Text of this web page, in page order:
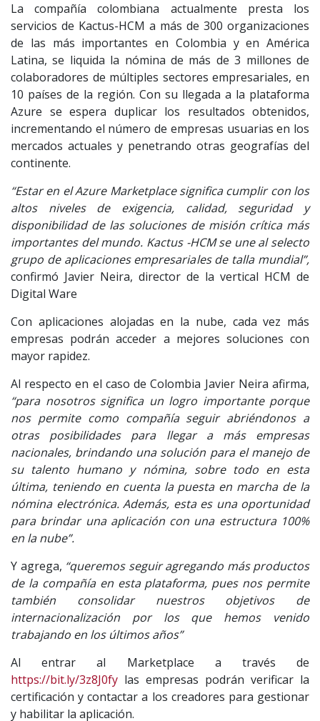
La compañía colombiana actualmente presta los
servicios de Kactus-HCM a más de 300 organizaciones
de las más importantes en Colombia y en América
Latina, se liquida la nómina de más de 3 millones de
colaboradores de múltiples sectores empresariales, en
10 países de la región. Con su llegada a la plataforma
Azure se espera duplicar los resultados obtenidos,
incrementando el número de empresas usuarias en los
mercados actuales y penetrando otras geografías del
continente.
“Estar en el Azure Marketplace significa cumplir con los
altos niveles de exigencia, calidad, seguridad y
disponibilidad de las soluciones de misión crítica más
importantes del mundo. Kactus -HCM se une al selecto
grupo de aplicaciones empresariales de talla mundial”,
confirmó Javier Neira, director de la vertical HCM de
Digital Ware
Con aplicaciones alojadas en la nube, cada vez más
empresas podrán acceder a mejores soluciones con
mayor rapidez.
Al respecto en el caso de Colombia Javier Neira afirma,
“para nosotros significa un logro importante porque
nos permite como compañía seguir abriéndonos a
otras posibilidades para llegar a más empresas
nacionales, brindando una solución para el manejo de
su talento humano y nómina, sobre todo en esta
última, teniendo en cuenta la puesta en marcha de la
nómina electrónica. Además, esta es una oportunidad
para brindar una aplicación con una estructura 100%
en la nube”.
Y agrega, “queremos seguir agregando más productos
de la compañía en esta plataforma, pues nos permite
también consolidar nuestros objetivos de
internacionalización por los que hemos venido
trabajando en los últimos años”
Al entrar al Marketplace a través de
https://bit.ly/3z8J0fy las empresas podrán verificar la
certificación y contactar a los creadores para gestionar
y habilitar la aplicación.